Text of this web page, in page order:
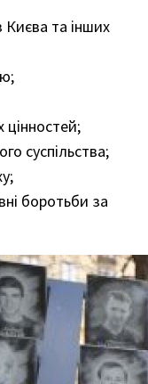
Києва та інших
суспільства;
боротьби за